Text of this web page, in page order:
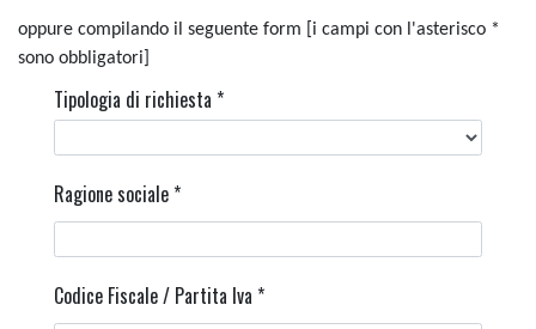
oppure compilando il seguente form [i campi con l'asterisco *
sono obbligatori]
Tipologia di richiesta *
Ragione sociale*
Codice Fiscale / Partita Iva *